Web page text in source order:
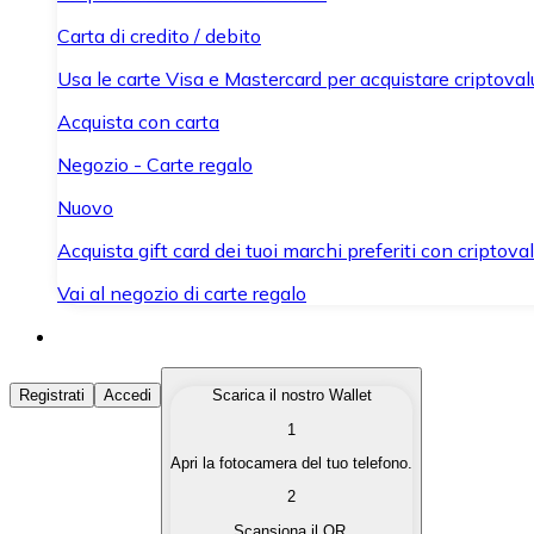
Carta di credito / debito
Usa le carte Visa e Mastercard per acquistare
Acquista con carta
Negozio - Carte regalo
Nuovo
Acquista gift card dei tuoi marchi preferiti con
Vai al negozio di carte regalo
Acquista Criptovalute
Acquista le criptovalute che ti interessano in modo
Converti le tue criptovalute in valuta fiat quando ne hai
Registrati Accedi
Scarica il nostro Wallet
1
Apri la fotocamera del tuo telefono.
2